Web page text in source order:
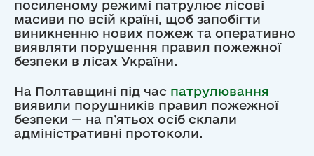
посиленому режимі патрулює лісові
масиви по всій країні, щоб запобігти
виникненню нових пожеж та оперативно
виявляти порушення правил пожежної
безпеки в лісах України.
На Полтавщині під час патрулювання
виявили порушників правил пожежної
безпеки — на п’ятьох осіб склали
адміністративні протоколи.